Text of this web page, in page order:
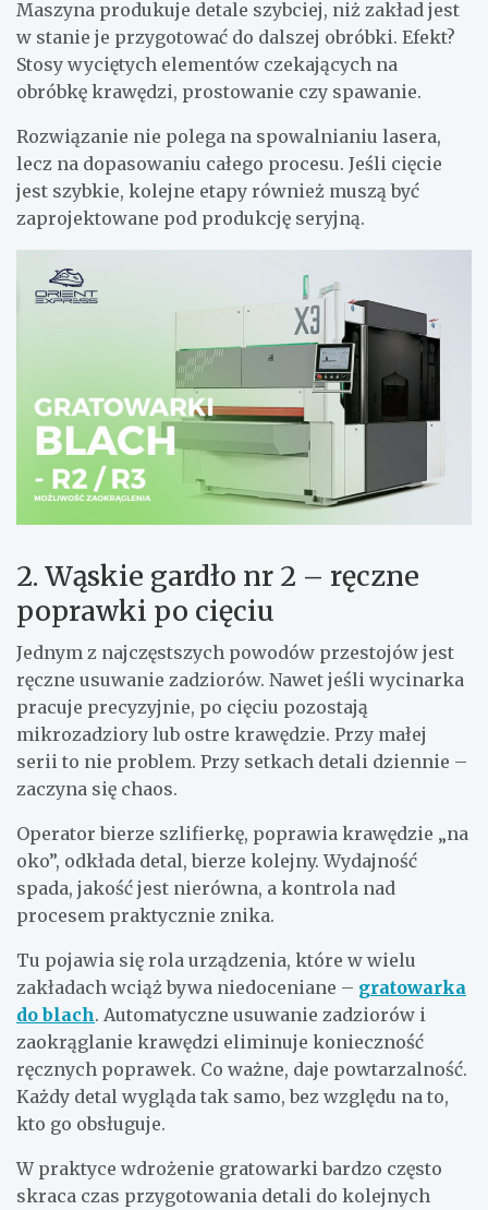
Maszyna produkuje detale szybciej, niż zakład jest
w stanie je przygotować do dalszej obróbki. Efekt?
Stosy wyciętych elementów czekających na
obróbkę krawędzi, prostowanie czy spawanie.
Rozwiązanie nie polega na spowalnianiu lasera,
lecz na dopasowaniu całego procesu. Jeśli cięcie
jest szybkie, kolejne etapy również muszą być
zaprojektowane pod produkcję seryjną.
2. Wąskie gardło nr 2 – ręczne
poprawki po cięciu
Jednym z najczęstszych powodów przestojów jest
ręczne usuwanie zadziorów. Nawet jeśli wycinarka
pracuje precyzyjnie, po cięciu pozostają
mikrozadziory lub ostre krawędzie. Przy małej
serii to nie problem. Przy setkach detali dziennie –
zaczyna się chaos.
Operator bierze szlifierkę, poprawia krawędzie „na
oko”, odkłada detal, bierze kolejny. Wydajność
spada, jakość jest nierówna, a kontrola nad
procesem praktycznie znika.
Tu pojawia się rola urządzenia, które w wielu
zakładach wciąż bywa niedoceniane – gratowarka
do blach. Automatyczne usuwanie zadziorów i
zaokrąglanie krawędzi eliminuje konieczność
ręcznych poprawek. Co ważne, daje powtarzalność.
Każdy detal wygląda tak samo, bez względu na to,
kto go obsługuje.
W praktyce wdrożenie gratowarki bardzo często
skraca czas przygotowania detali do kolejnych